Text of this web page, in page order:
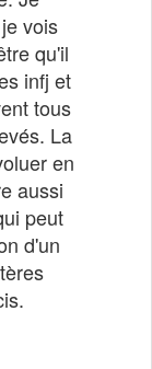
vois
qu'il
infj et
tous
La
en
aussi
peut
d'un